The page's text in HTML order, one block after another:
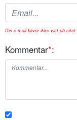
Din e-mail bliver ikke vist på sitet.
Kommentar*: